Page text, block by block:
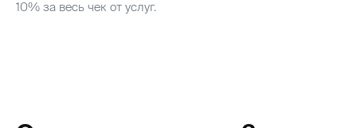
10% за весь чек от услуг.